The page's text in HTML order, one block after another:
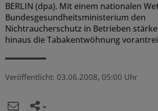
BERLIN (dpa). Mit einem nationalen
Bundesgesundheitsministerium den
Nichtraucherschutz in Betrieben
hinaus die Tabakentwöhnung
Veröffentlicht: 03.06.2008, 05:00 Uhr